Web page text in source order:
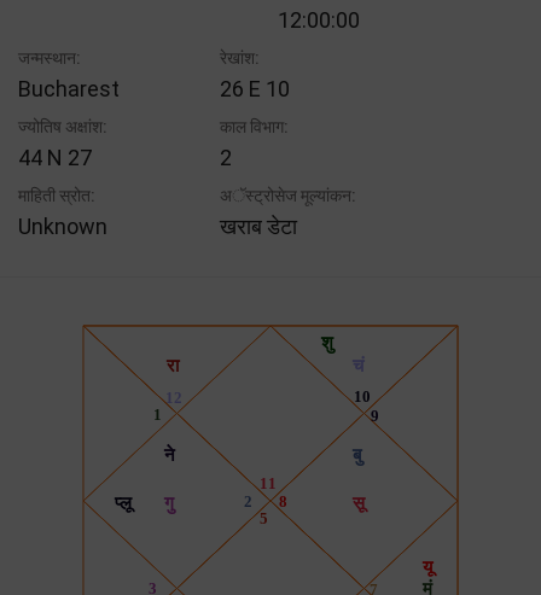
12:00:00
जन्मस्थान:
Bucharest
रेखांश:
26 E 10
ज्योतिष अक्षांश:
44 N 27
काल विभाग:
2
माहिती स्रोत:
Unknown
अॅस्ट्रोसेज मूल्यांकन:
खराब डेटा